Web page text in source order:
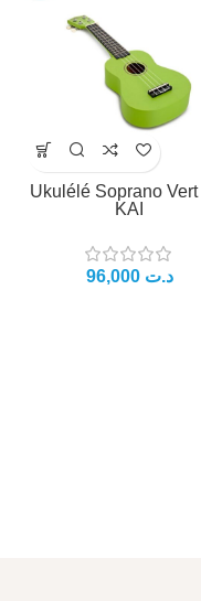
Ukulélé Soprano Vert
KAI
د.ت 96,000